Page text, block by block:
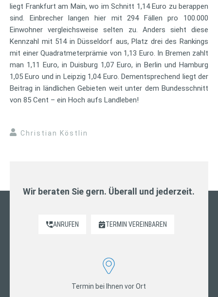
liegt Frankfurt am Main, wo im Schnitt 1,14 Euro zu berappen
sind. Einbrecher langen hier mit 294 Fällen pro 100.000
Einwohner vergleichsweise selten zu. Anders sieht diese
Kennzahl mit 514 in Düsseldorf aus, Platz drei des Rankings
mit einer Quadratmeterprämie von 1,13 Euro. In Bremen zahlt
man 1,11 Euro, in Duisburg 1,07 Euro, in Berlin und Hamburg
1,05 Euro und in Leipzig 1,04 Euro. Dementsprechend liegt der
Beitrag in ländlichen Gebieten weit unter dem Bundesschnitt
von 85 Cent – ein Hoch aufs Landleben!
Christian Köstlin
Wir beraten Sie gern. Überall und jederzeit.
ANRUFEN TERMIN VEREINBAREN
Termin bei Ihnen vor Ort